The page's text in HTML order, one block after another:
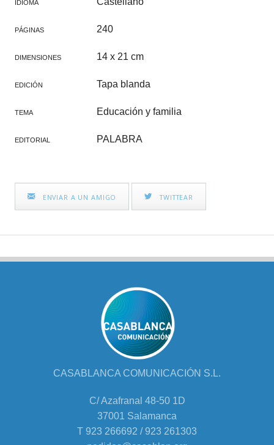
IDIOMA
PÁGINAS 240
DIMENSIONES 14 x 21 cm
EDICIÓN Tapa blanda
TEMA Educación y familia
EDITORIAL PALABRA
ENVIAR A UN AMIGO TWITTEAR
CASABLANCA COMUNICACIÓN S.L.
C/ Azafranal 48-50 1D
37001 Salamanca
T 923 266692 / 923 261303